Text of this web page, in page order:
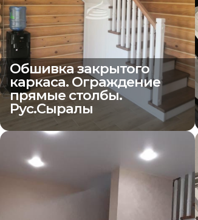
Обшивка закрытого
каркаса. Ограждение
прямые столбы.
Рус.Сыралы